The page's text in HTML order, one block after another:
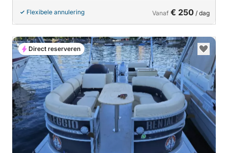
Flexibele annulering Vanaf € 250 / dag
Direct reserveren